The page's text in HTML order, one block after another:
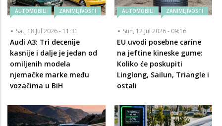
AUTOMOBILI ZANIMLJIVOSTI
Sat, 18 Jul 2026 - 11:31
Audi A3: Tri decenije
kasnije i dalje je jedan od
omiljenih modela
njemačke marke među
vozačima u BiH
AUTOMOBILI ZANIMLJIVOSTI
Sun, 12 Jul 2026 - 09:16
EU uvodi posebne carine
na jeftine kineske gume:
Koliko će poskupiti
Linglong, Sailun, Triangle i
ostali